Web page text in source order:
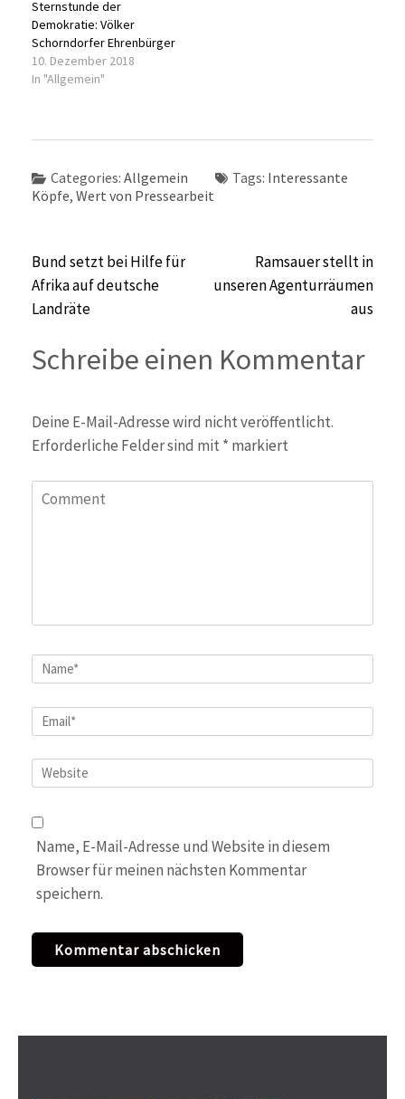
Sternstunde der
Demokratie: Völker
Schorndorfer Ehrenbürger
10. Dezember 2018
In "Allgemein"
Categories: Allgemein Tags: Interessante
Köpfe, Wert von Pressearbeit
Beitragsnavigation
Bund setzt bei Hilfe für
Afrika auf deutsche
Landräte
Ramsauer stellt in
unseren Agenturräumen
aus
Schreibe einen Kommentar
Deine E-Mail-Adresse wird nicht veröffentlicht.
Erforderliche Felder sind mit * markiert
Comment
Name*
Email*
Website
Name, E-Mail-Adresse und Website in diesem
Browser für meinen nächsten Kommentar
speichern.